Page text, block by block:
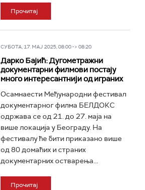
Прочитај
СУБОТА, 17. МАЈ 2025, 08:00 -> 08:20
Дарко Бајић: Дугометражни
документарни филмови постају
много интересантнији од играних
Осамнаести Међународни фестивал
документарног филма БЕЛДОКС
одржава се од 21. до 27. маја на
више локација у Београду. На
фестивалу ће бити приказано више
од 80 домаћих и страних
документарних остварења...
Прочитај